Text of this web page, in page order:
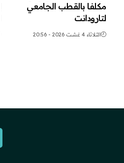
مكلفا بالقطب الجامعي
لتارودانت
الثلاثاء 4 غشت 2026 - 20:56